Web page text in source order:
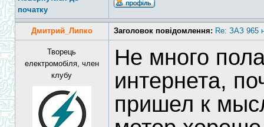
початку
Дмитрий_Липко Заголовок повідомлення: Re: ЗАЗ 965
Творець
електромобіля, член
клубу
Не много
интернета,
пришел к